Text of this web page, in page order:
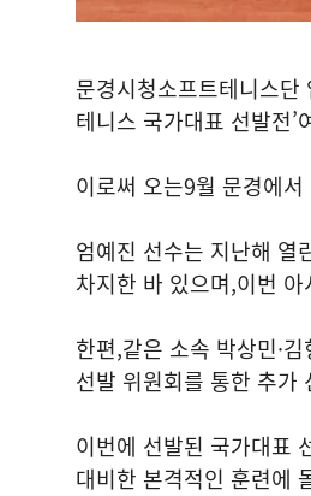
문경시청소프트테니스단
테니스 국가대표 선발전’
이로써 오는9월 문경에
엄예진 선수는 지난해 열
차지한 바 있으며,이번
한편,같은 소속 박상민·김
선발 위원회를 통한 추가
이번에 선발된 국가대표
대비한 본격적인 훈련에